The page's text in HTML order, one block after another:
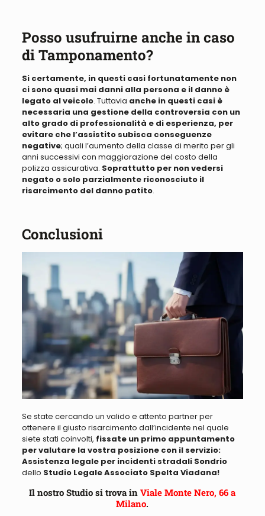
Posso usufruirne anche in caso
di Tamponamento?
Si certamente, in questi casi fortunatamente non
ci sono quasi mai danni alla persona e il danno è
legato al veicolo. Tuttavia anche in questi casi è
necessaria una gestione della controversia con un
alto grado di professionalità e di esperienza, per
evitare che l’assistito subisca conseguenze
negative; quali l’aumento della classe di merito per gli
anni successivi con maggiorazione del costo della
polizza assicurativa. Soprattutto per non vedersi
negato o solo parzialmente riconosciuto il
risarcimento del danno patito.
Conclusioni
Se state cercando un valido e attento partner per
ottenere il giusto risarcimento dall’incidente nel quale
siete stati coinvolti, fissate un primo appuntamento
per valutare la vostra posizione con il servizio:
Assistenza legale per incidenti stradali Sondrio
dello Studio Legale Associato Spelta Viadana!
Il nostro Studio si trova inViale Monte Nero, 66 a
Milano.